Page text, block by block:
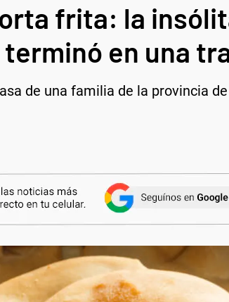
frita: la
en una
de una familia de la provincia